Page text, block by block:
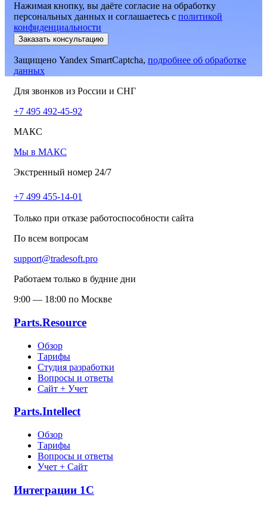
Нажимая кнопку, вы даёте согласие на обработку
персональных данных и соглашаетесь c политикой
конфиденциальности
Заказать консультацию
Защищено Yandex SmartCaptcha, подробнее об обработке
данных
Для звонков из России и СНГ
+7 495 492-45-92
МАКС
Мы в МАКС
Экстренный номер 24/7
+7 499 455-14-01
Только при отказе работоспособности сайта
По всем вопросам
support@tradesoft.pro
Работаем только в будние дни
9:00 — 18:00 по Москве
Parts.Resource
Обзор
Тарифы
Студия разработки
Вопросы и ответы
Сайт + Учет
Parts.Intellect
Обзор
Тарифы
Вопросы и ответы
Учет + Сайт
Интеграции 1С